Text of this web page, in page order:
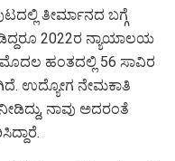
ತೀರ್ಮಾನದ ಬಗ್ಗೆ
2022ರ ನ್ಯಾಯಾಲಯ
ಹಂತದಲ್ಲಿ 56 ಸಾವಿರ
ಉದ್ಯೋಗ ನೇಮಕಾತಿ
ನಾವು ಅದರಂತೆ